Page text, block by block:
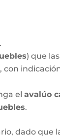
) que
, con
elavalúo
.
dado que